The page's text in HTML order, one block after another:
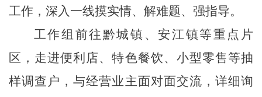
工作，深入一线摸实情、解难题、强指导。
工作组前往黔城镇、安江镇等重点片
区，走进便利店、特色餐饮、小型零售等抽
样调查户，与经营业主面对面交流，详细询